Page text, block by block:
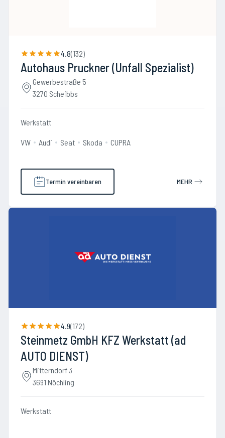
4.8(132)
Autohaus Pruckner (Unfall Spezialist)
Gewerbestraße 5
3270 Scheibbs
Werkstatt
VW Audi Seat Skoda CUPRA
Termin vereinbaren MEHR
4.9(172)
Steinmetz GmbH KFZ Werkstatt (ad
AUTO DIENST)
Mitterndorf 3
3691 Nöchling
Werkstatt